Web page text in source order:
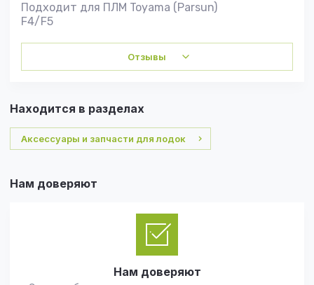
Подходит для ПЛМ Toyama (Parsun)
F4/F5
Отзывы
Находится в разделах
Аксессуары и запчасти для лодок
Нам доверяют
Нам доверяют